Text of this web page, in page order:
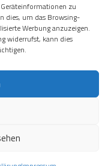
zu
dies, um das Browsing-
Werbung anzuzeigen.
widerrufst, kann dies
Hueman-Theme